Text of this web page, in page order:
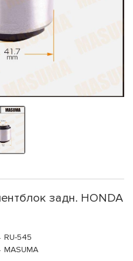
задн. HONDA
RU-545
MASUMA